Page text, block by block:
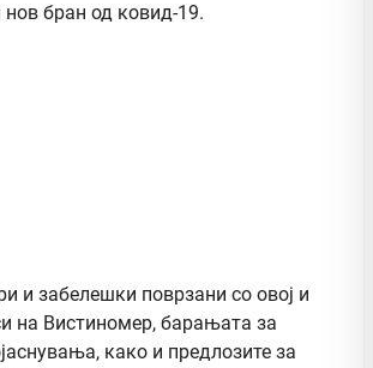
нов бран од ковид-19.
и забелешки поврзани со овој и
на Вистиномер, барањата за
како и предлозите за